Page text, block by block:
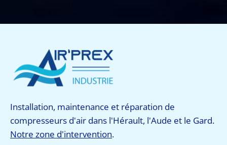
Installation, maintenance et réparation de
compresseurs d'air dans l'Hérault, l'Aude et le Gard.
Notre zone d'intervention.